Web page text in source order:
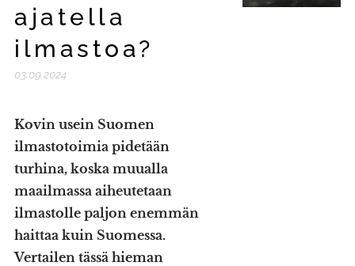
ajatella
ilmastoa?
03.09.2024
Kovin usein Suomen
ilmastotoimia pidetään
turhina, koska muualla
maailmassa aiheutetaan
ilmastolle paljon enemmän
haittaa kuin Suomessa.
Vertailen tässä hieman